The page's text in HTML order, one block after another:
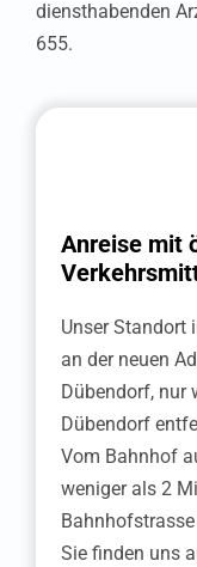
diensthabenden
655.
Anreise mit
Unser Standort
an der neuen
Dübendorf, nur
Dübendorf
Vom Bahnhof
weniger als 2
Sie finden uns
Wallisellen
Bülach
Dübendorf
Einsiedeln
Clinique Moncor
Niederlassung